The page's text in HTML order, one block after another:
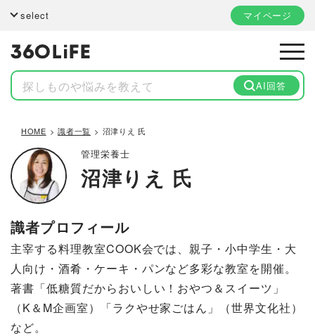
select マイページ
AI回答
HOME 識者一覧 沼津りえ 氏
管理栄養士
沼津りえ 氏
識者プロフィール
主宰する料理教室COOK会では、親子・小中学生・大
人向け・酒肴・ケーキ・パンなど多彩な教室を開催。
著書「低糖質だからおいしい！おやつ＆スイーツ」
（K＆M企画室）「ラクやせ家ごはん」（世界文化社）
など。